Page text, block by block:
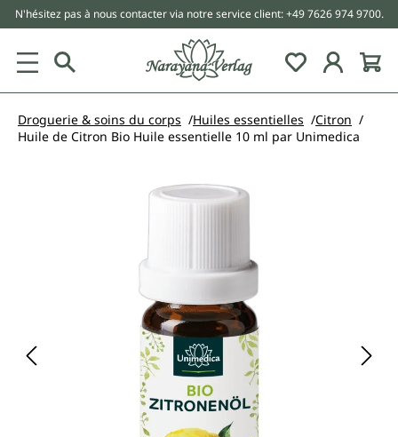
principal
N'hésitez pas à nous contacter via notre service client: +49 7626 974 9700.
Droguerie & soins du corps Huiles essentielles
Citron
Huile de Citron Bio Huile essentielle 10 ml par Unimedica
Ignorer la galerie d'images